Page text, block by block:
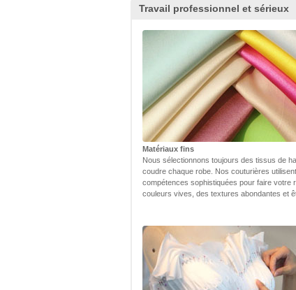
Travail professionnel et sérieux
Matériaux fins
Nous sélectionnons toujours des tissus de
coudre chaque robe. Nos couturières
compétences sophistiquées pour faire votre
couleurs vives, des textures abondantes et